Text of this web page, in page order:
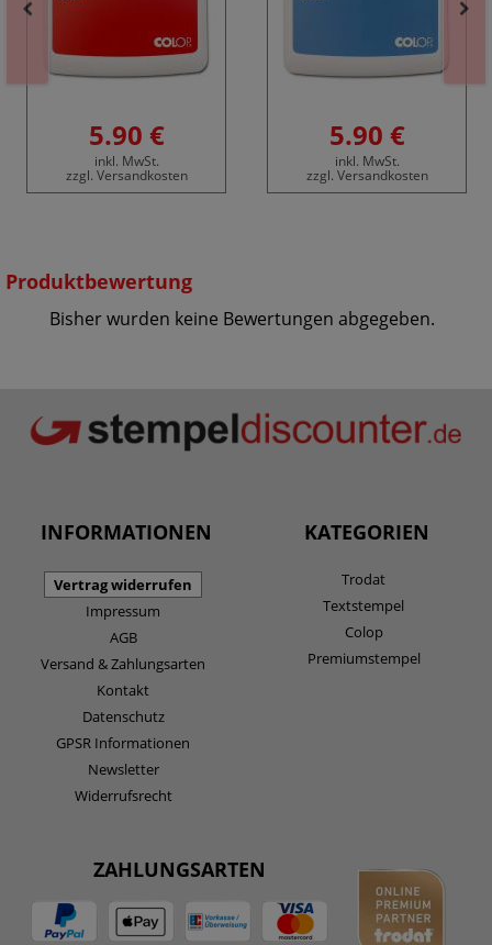
5.90 €
inkl. MwSt.
zzgl. Versandkosten
5.90 €
inkl. MwSt.
zzgl. Versandkosten
Produktbewertung
Bisher wurden keine Bewertungen abgegeben.
INFORMATIONEN
Vertrag widerrufen
Impressum
AGB
Versand & Zahlungsarten
Kontakt
Datenschutz
GPSR Informationen
Newsletter
Widerrufsrecht
KATEGORIEN
Trodat
Textstempel
Colop
Premiumstempel
ZAHLUNGSARTEN